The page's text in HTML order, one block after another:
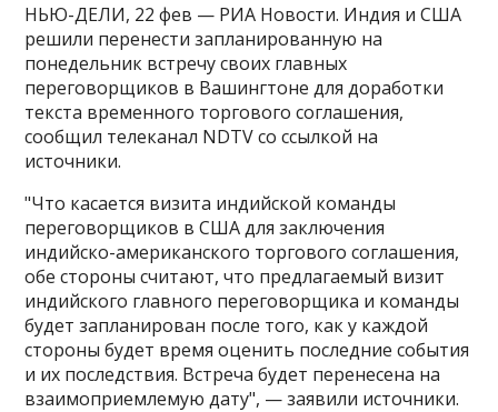
НЬЮ-ДЕЛИ, 22 фев — РИА Новости. Индия и США
решили перенести запланированную на
понедельник встречу своих главных
переговорщиков в Вашингтоне для доработки
текста временного торгового соглашения,
сообщил телеканал NDTV со ссылкой на
источники.
"Что касается визита индийской команды
переговорщиков в США для заключения
индийско-американского торгового соглашения,
обе стороны считают, что предлагаемый визит
индийского главного переговорщика и команды
будет запланирован после того, как у каждой
стороны будет время оценить последние события
и их последствия​​​. Встреча будет перенесена на
взаимоприемлемую дату", — заявили источники.